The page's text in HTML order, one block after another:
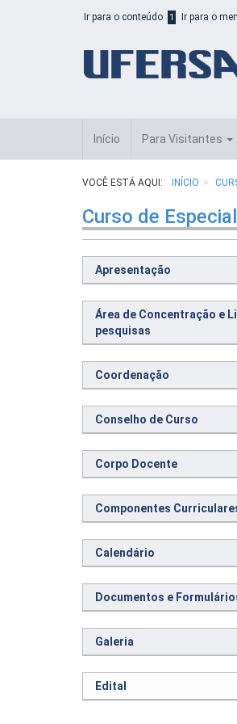
Ir para o conteúdo 1 Ir para o
Início Para Visitantes
VOCÊ ESTÁ AQUI: INÍCIO
Curso de
Apresentação
Área de Concentração e
pesquisas
Coordenação
Conselho de Curso
Corpo Docente
Componentes
Calendário
Documentos e
Galeria
Edital